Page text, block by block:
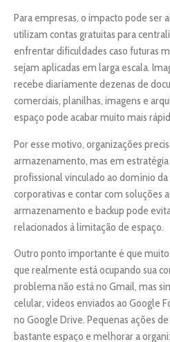
Para empresas, o impacto pode ser
utilizam contas gratuitas para
enfrentar dificuldades caso futuras
sejam aplicadas em larga escala.
recebe diariamente dezenas de
comerciais, planilhas, imagens e
espaço pode acabar muito mais
Por esse motivo, organizações
armazenamento, mas em
profissional vinculado ao domínio
corporativas e contar com soluções
armazenamento e backup pode
relacionados à limitação de espaço.
Outro ponto importante é que
que realmente está ocupando sua
problema não está no Gmail, mas
celular, vídeos enviados ao Google
no Google Drive. Pequenas ações
bastante espaço e melhorar a